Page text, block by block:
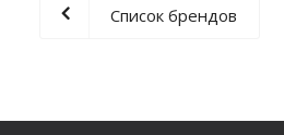
Список брендов